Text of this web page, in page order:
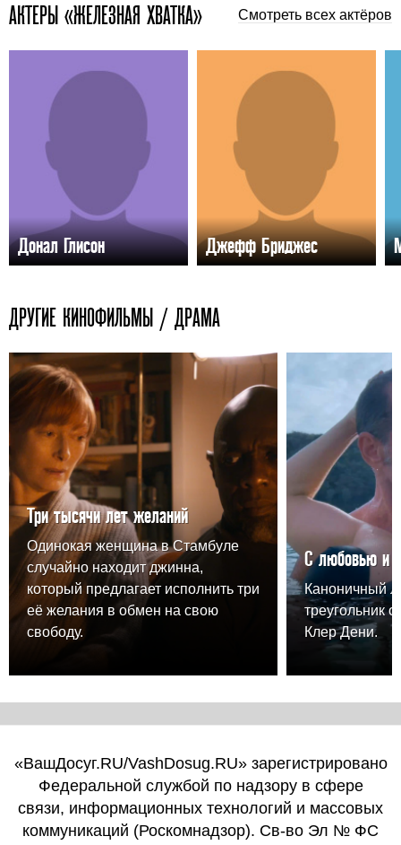
АКТЕРЫ «ЖЕЛЕЗНАЯ ХВАТКА» Смотреть всех актёров
Донал Глисон Джефф Бриджес
ДРУГИЕ КИНОФИЛЬМЫ / ДРАМА
Три тысячи лет желаний
Одинокая женщина в Стамбуле
случайно находит джинна,
который предлагает исполнить три
её желания в обмен на свою
свободу.
С любовью и
Каноничный
треугольник
Клер Дени.
«ВашДосуг.RU/VashDosug.RU» зарегистрировано
Федеральной службой по надзору в сфере
связи, информационных технологий и массовых
коммуникаций (Роскомнадзор). Св-во Эл № ФС